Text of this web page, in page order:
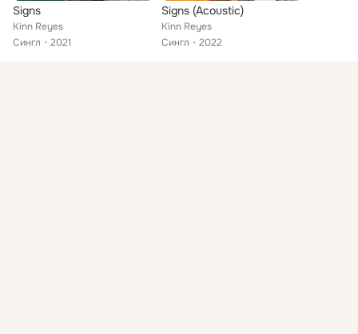
Signs
Kinn Reyes
Сингл
2021
Signs (Acoustic)
Kinn Reyes
Сингл
2022